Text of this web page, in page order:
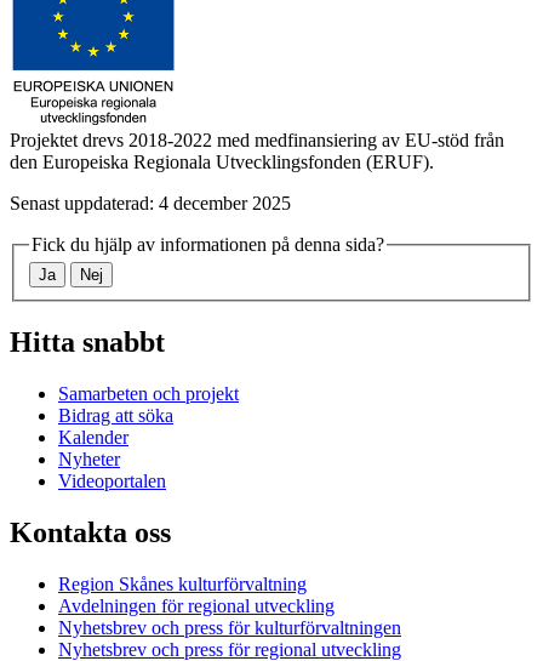
Projektet drevs 2018-2022 med medfinansiering av EU-stöd från
den Europeiska Regionala Utvecklingsfonden (ERUF).
Senast uppdaterad: 4 december 2025
Fick du hjälp av informationen på denna sida?
Ja Nej
Hitta snabbt
Samarbeten och projekt
Bidrag att söka
Kalender
Nyheter
Videoportalen
Kontakta oss
Region Skånes kulturförvaltning
Avdelningen för regional utveckling
Nyhetsbrev och press för kulturförvaltningen
Nyhetsbrev och press för regional utveckling